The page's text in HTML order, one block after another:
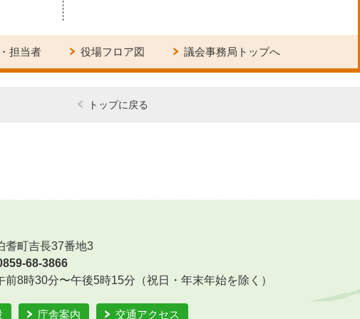
担当者 役場フロア図 議会事務局トップへ
トップに戻る
耆町吉長37番地3
68-3866
前8時30分〜午後5時15分（祝日・年末年始を除く）
庁舎案内 交通アクセス